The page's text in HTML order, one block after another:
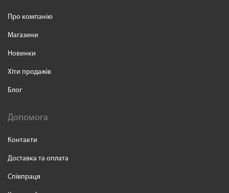
Про компанію
Магазини
Новинки
Хіти продажів
Блог
Допомога
Контакти
Доставка та оплата
Співпраця